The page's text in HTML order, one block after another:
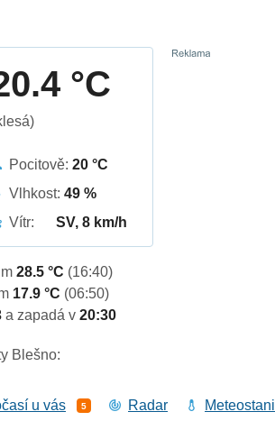
°C
Pocitově:20 °C
Vlhkost:49 %
Vítr:
SV, 8 km/h
28.5 °C (16:40)
17.9 °C (06:50)
a zapadá v20:30
Blešno:
u vás 5 Radar